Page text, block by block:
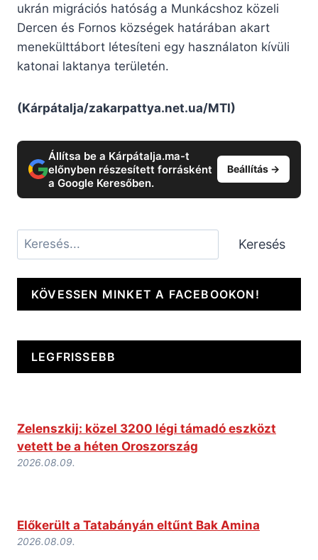
ukrán migrációs hatóság a Munkácshoz közeli
Dercen és Fornos községek határában akart
menekülttábort létesíteni egy használaton kívüli
katonai laktanya területén.
(Kárpátalja/zakarpattya.net.ua/MTI)
Állítsa be a Kárpátalja.ma-t
előnyben részesített forrásként
a Google Keresőben.
Beállítás →
Keresés Keresés
KÖVESSEN MINKET A FACEBOOKON!
LEGFRISSEBB
Zelenszkij: közel 3200 légi támadó eszközt
vetett be a héten Oroszország
2026.08.09.
Előkerült a Tatabányán eltűnt Bak Amina
2026.08.09.